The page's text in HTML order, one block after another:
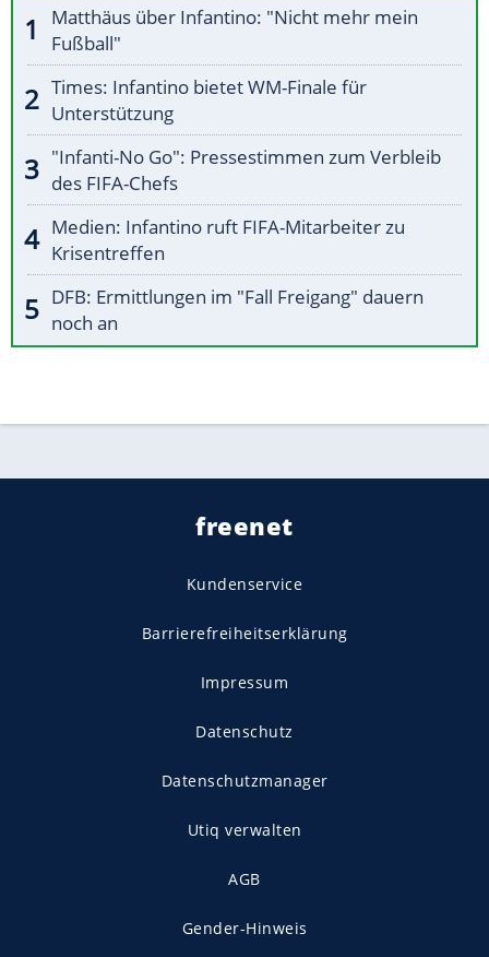
Matthäus über Infantino: "Nicht mehr mein
Fußball"
Times: Infantino bietet WM-Finale für
Unterstützung
"Infanti-No Go": Pressestimmen zum Verbleib
des FIFA-Chefs
Medien: Infantino ruft FIFA-Mitarbeiter zu
Krisentreffen
DFB: Ermittlungen im "Fall Freigang" dauern
noch an
freenet
Kundenservice
Barrierefreiheitserklärung
Impressum
Datenschutz
Datenschutzmanager
Utiq verwalten
AGB
Gender-Hinweis